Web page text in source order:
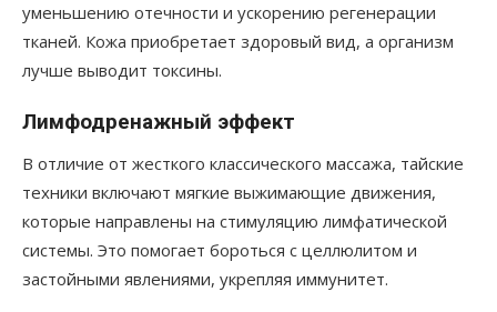
уменьшению отечности и ускорению регенерации
тканей. Кожа приобретает здоровый вид, а организм
лучше выводит токсины.
Лимфодренажный эффект
В отличие от жесткого классического массажа, тайские
техники включают мягкие выжимающие движения,
которые направлены на стимуляцию лимфатической
системы. Это помогает бороться с целлюлитом и
застойными явлениями, укрепляя иммунитет.